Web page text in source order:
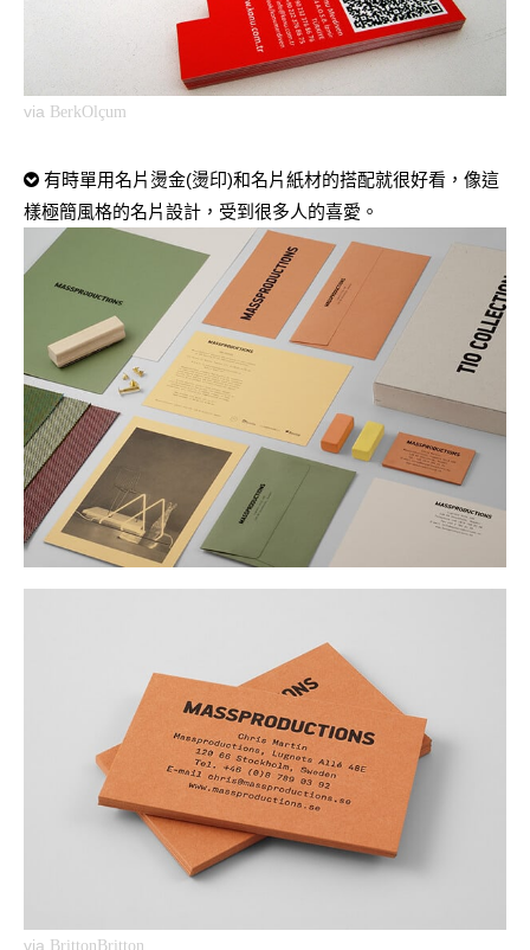
via BerkOlçum
有時單用名片燙金(燙印)和名片紙材的搭配就很好看，像這
樣極簡風格的名片設計，受到很多人的喜愛。
via BrittonBritton